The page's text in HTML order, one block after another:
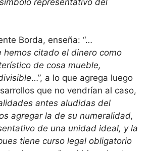
Borda, enseña: “…
hemos citado el dinero como
de cosa mueble,
…”, a lo que agrega luego
que no vendrían al caso,
antes aludidas del
agregar la de su numeralidad,
de una unidad ideal, y la
tiene curso legal obligatorio